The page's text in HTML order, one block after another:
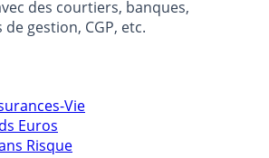
des courtiers, banques,
gestion, CGP, etc.
Vie
Euros
Risque